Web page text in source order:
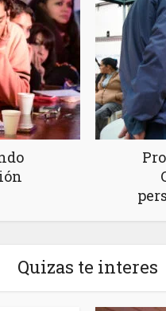
Quizas te interes